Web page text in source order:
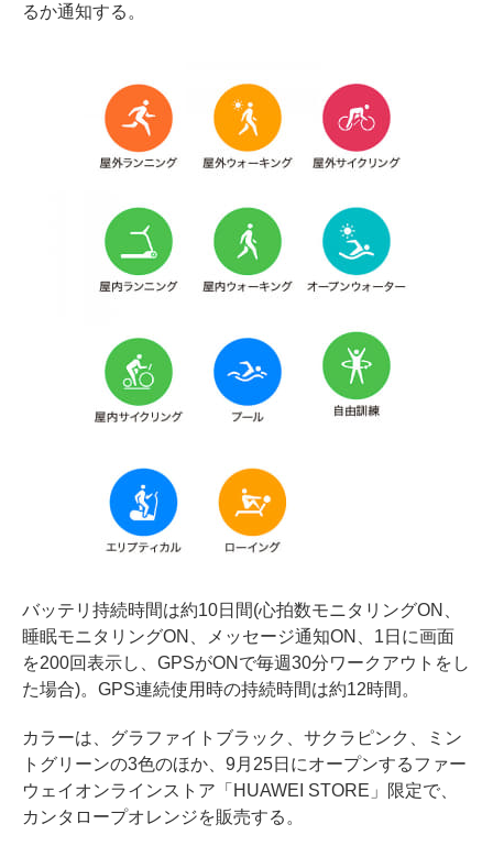
るか通知する。
バッテリ持続時間は約10日間(心拍数モニタリングON、
睡眠モニタリングON、メッセージ通知ON、1日に画面
を200回表示し、GPSがONで毎週30分ワークアウトをし
た場合)。GPS連続使用時の持続時間は約12時間。
カラーは、グラファイトブラック、サクラピンク、ミン
トグリーンの3色のほか、9月25日にオープンするファー
ウェイオンラインストア「HUAWEI STORE」限定で、
カンタロープオレンジを販売する。